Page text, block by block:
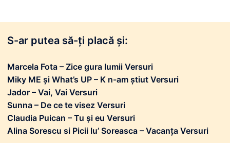
S-ar putea să-ți placă și:
Marcela Fota – Zice gura lumii Versuri
Miky ME și What’s UP – K n-am știut Versuri
Jador – Vai, Vai Versuri
Sunna – De ce te visez Versuri
Claudia Puican – Tu și eu Versuri
Alina Sorescu si Picii lu’ Soreasca – Vacanța Versuri